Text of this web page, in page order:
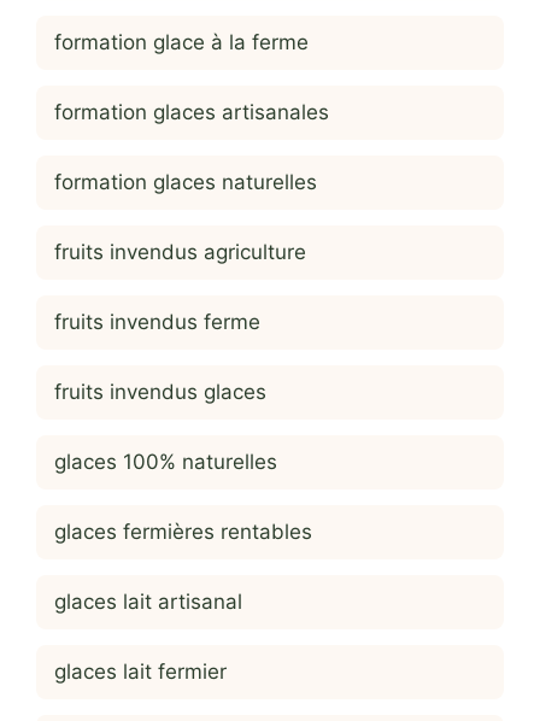
formation glace à la ferme
formation glaces artisanales
formation glaces naturelles
fruits invendus agriculture
fruits invendus ferme
fruits invendus glaces
glaces 100% naturelles
glaces fermières rentables
glaces lait artisanal
glaces lait fermier